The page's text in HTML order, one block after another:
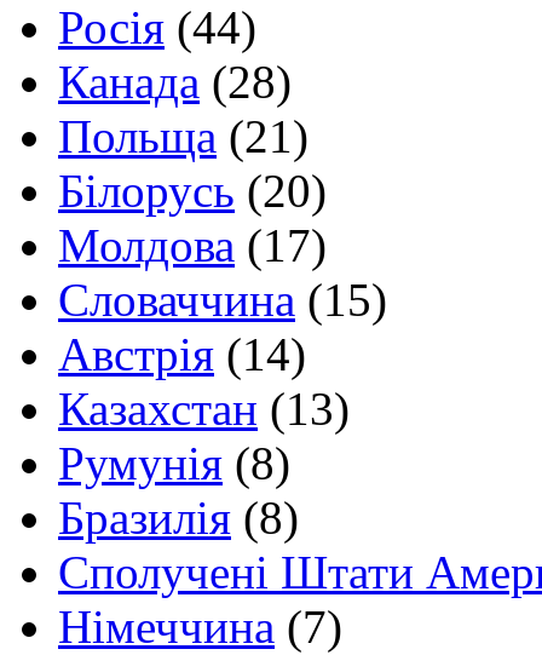
Росія (44)
Канада (28)
Польща (21)
Білорусь (20)
Молдова (17)
Словаччина (15)
Австрія (14)
Казахстан (13)
Румунія (8)
Бразилія (8)
Сполучені Штати
Німеччина (7)